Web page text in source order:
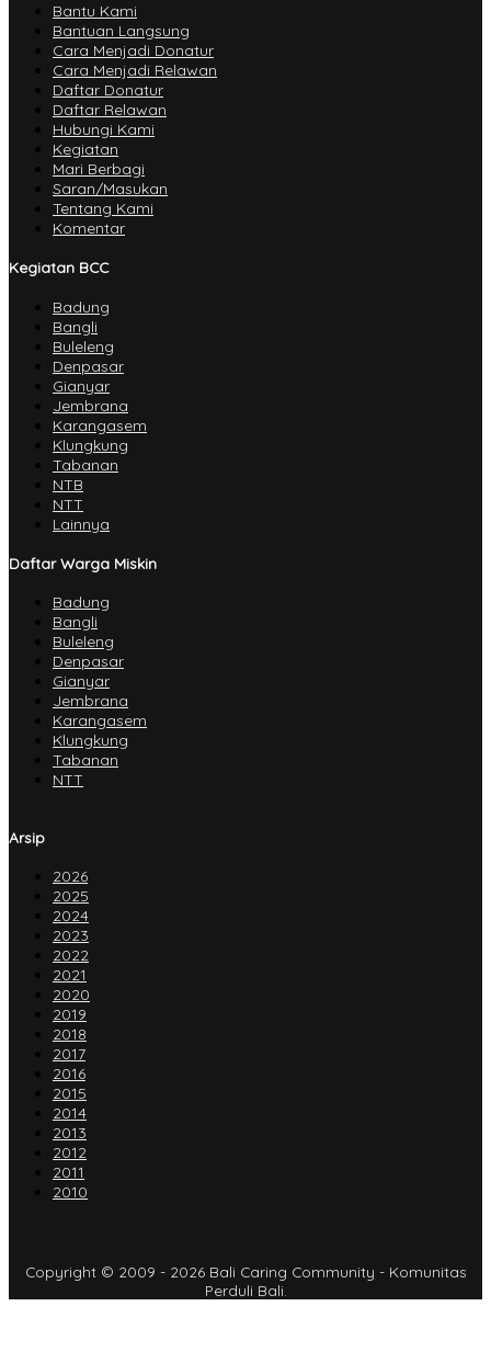
Bantu Kami
Bantuan Langsung
Cara Menjadi Donatur
Cara Menjadi Relawan
Daftar Donatur
Daftar Relawan
Hubungi Kami
Kegiatan
Mari Berbagi
Saran/Masukan
Tentang Kami
Komentar
Kegiatan BCC
Badung
Bangli
Buleleng
Denpasar
Gianyar
Jembrana
Karangasem
Klungkung
Tabanan
NTB
NTT
Lainnya
Daftar Warga Miskin
Badung
Bangli
Buleleng
Denpasar
Gianyar
Jembrana
Karangasem
Klungkung
Tabanan
NTT
Arsip
2026
2025
2024
2023
2022
2021
2020
2019
2018
2017
2016
2015
2014
2013
2012
2011
2010
Copyright © 2009 - 2026 Bali Caring Community - Komunitas
Perduli Bali.